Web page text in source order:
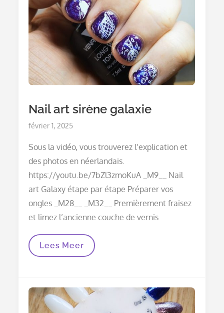
Nail art sirène galaxie
Posted
février 1, 2025
Sous la vidéo, vous trouverez l’explication et
des photos en néerlandais.
https://youtu.be/7bZl3zmoKuA _M9__ Nail
art Galaxy étape par étape Préparer vos
ongles _M28__ _M32__ Premièrement fraisez
et limez l’ancienne couche de vernis
Nail
Lees Meer